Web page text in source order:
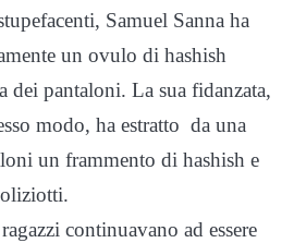
Samuel Sanna ha
un ovulo di hashish
dei pantaloni. La sua fidanzata,
modo, ha estratto da una
un frammento di hashish e
continuavano ad essere